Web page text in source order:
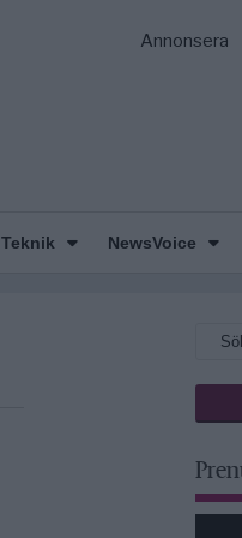
Annonsera
Teknik NewsVoice